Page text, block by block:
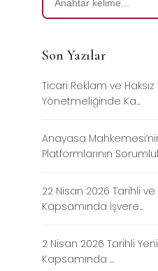
Son Yazılar
Ticari Reklam ve
Yönetmeliğinde Ka...
Anayasa
Platformlarının
22 Nisan 2026 Tarihli ve
Kapsamında İşvere...
2 Nisan 2026 Tarihli
Kapsamında ...